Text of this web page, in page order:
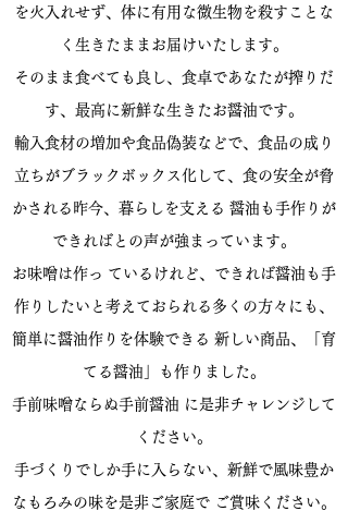
を火入れせず、体に有用な微生物を殺すことな
く生きたままお届けいたします。
そのまま食べても良し、 食卓であなたが搾りだ
す、最高に新鮮な生きた お醤油です。
輸入食材の増加や食品偽装などで、食品の成り
立ちがブラックボックス化して、 食の安全が脅
かされる昨今、暮らしを支える 醤油も手作りが
できればとの声が強まっています。
お味噌は作っ ているけれど、できれば醤油も手
作りしたいと考えておられる多くの方々にも、
簡単に醤油作りを体験できる 新しい商品、「育
てる醤油」も作りました。
手前味噌ならぬ手前醤油 に是非チャレンジして
ください。
手づくりでしか手に入らない、新鮮で風味豊か
なもろみの味を是非ご家庭で ご賞味ください。